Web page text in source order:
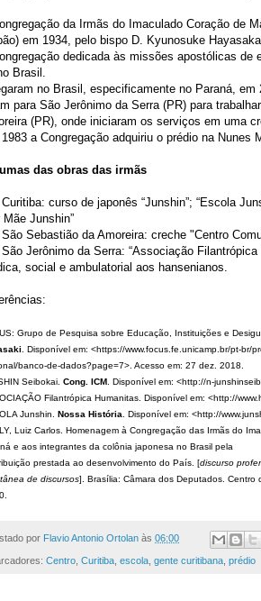
da Irmãs do Imaculado Coração de
em 1934, pelo bispo D. Kyunosuke
dedicada às missões apostólicas
Brasil.
no Brasil, especificamente no Paraná,
para São Jerônimo da Serra (PR) para
(PR), onde iniciaram os serviços em uma
1983 a Congregação adquiriu o prédio na
das obras das irmãs
Curitiba: curso de japonês “Junshin”; “Escola
Mãe Junshin”
São Sebastião da Amoreira: creche "Centro
São Jerônimo da Serra: “Associação
social e ambulatorial aos hansenianos.
Grupo de Pesquisa sobre Educação, Instituições e
. Disponível em: <https://www.focus.fe.unicamp.br/pt-br/
banco-de-dados?page=7>. Acesso em: 27 dez. 2018.
Seibokai. Cong. ICM. Disponível em: <http://n-
Filantrópica Humanitas. Disponível em: <http://
Junshin. Nossa História. Disponível em: <http://
Luiz Carlos. Homenagem à Congregação das Irmãs do
e aos integrantes da colônia japonesa no Brasil pela
prestada ao desenvolvimento do País. [discurso
de discursos]. Brasília: Câmara dos Deputados.
por Flavio Antonio Ortolan às 06:00
Centro Curitiba escola gente curitibana prédio